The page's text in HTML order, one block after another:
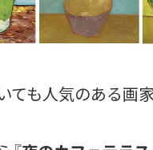
ても人気のある画